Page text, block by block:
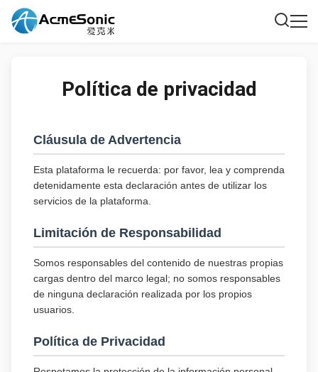
Política de privacidad
Cláusula de Advertencia
Esta plataforma le recuerda: por favor, lea y comprenda
detenidamente esta declaración antes de utilizar los
servicios de la plataforma.
Limitación de Responsabilidad
Somos responsables del contenido de nuestras propias
cargas dentro del marco legal; no somos responsables
de ninguna declaración realizada por los propios
usuarios.
Política de Privacidad